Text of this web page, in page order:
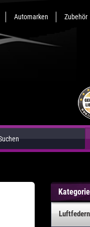
Automarken Zubehör